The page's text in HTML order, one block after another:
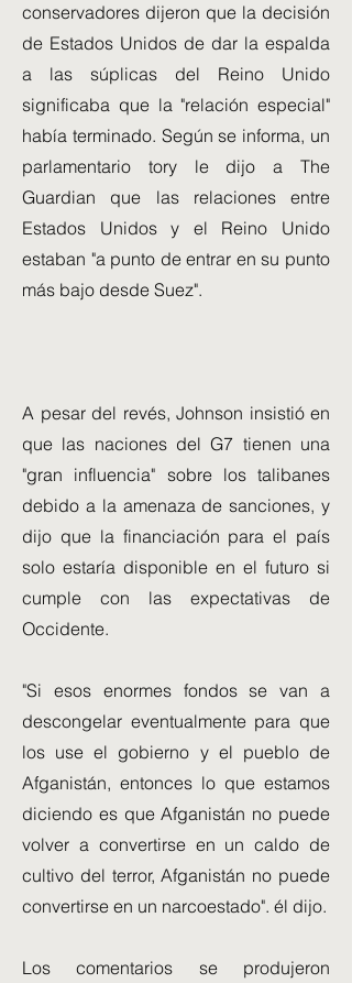
conservadores dijeron que la decisión
de Estados Unidos de dar la espalda
a las súplicas del Reino Unido
significaba que la "relación especial"
había terminado. Según se informa, un
parlamentario tory le dijo a The
Guardian que las relaciones entre
Estados Unidos y el Reino Unido
estaban "a punto de entrar en su punto
más bajo desde Suez".
A pesar del revés, Johnson insistió en
que las naciones del G7 tienen una
"gran influencia" sobre los talibanes
debido a la amenaza de sanciones, y
dijo que la financiación para el país
solo estaría disponible en el futuro si
cumple con las expectativas de
Occidente.
"Si esos enormes fondos se van a
descongelar eventualmente para que
los use el gobierno y el pueblo de
Afganistán, entonces lo que estamos
diciendo es que Afganistán no puede
volver a convertirse en un caldo de
cultivo del terror, Afganistán no puede
convertirse en un narcoestado". él dijo.
Los comentarios se produjeron